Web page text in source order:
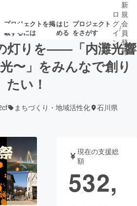
プロジェクトを掲
載するには
はじ
める
プロジェクト
をさがす
の新着プロ
募集終了が近いプ
・ガジェット
書籍・雑誌
ロ
グ
イ
ン
/
新
規
会
員
登
録
灯りを――「内灘光響
〜」をみんなで創り
たい！
まちづくり・地域活性化 石川県
現在の支援総
額
532,